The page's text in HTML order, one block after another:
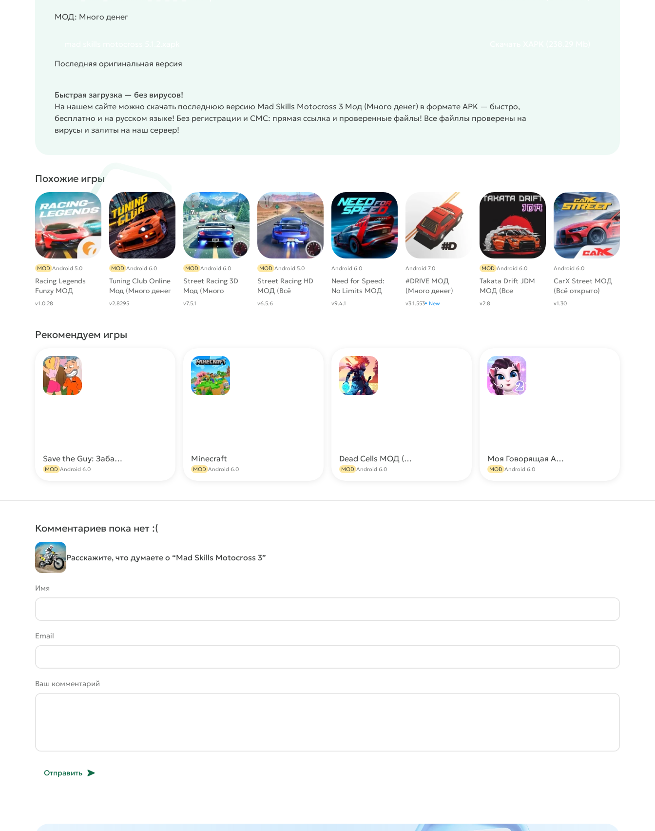
МОД: Много денег
Последняя оригинальная версия
Быстрая загрузка — без вирусов!
На нашем сайте можно скачать последнюю версию Mad Skills Motocross 3 Мод (Много денег) в формате APK — быстро,
бесплатно и на русском языке! Без регистрации и СМС: прямая ссылка и проверенные файлы! Все файллы проверены на
вирусы и залиты на наш сервер!
Похожие игры
Racing Legends
Funzy МОД
[Много денег]
MOD Android 5.0
v1.0.28
Tuning Club Online
Мод (Много денег
и Нитро)
MOD Android 6.0
v2.8295
Street Racing 3D
Мод (Много
денег)
MOD Android 6.0
v7.5.1
Street Racing HD
МОД (Всё
открыто)
MOD Android 5.0
v6.5.6
Need for Speed:
No Limits МОД
(Много денег и
Android 6.0
v9.4.1
#DRIVE МОД
(Много денег)
Android 7.0
v3.1.553 New
Takata Drift JDM
МОД (Все
Открыто, Много
MOD Android 6.0
v2.8
CarX Street МОД
(Всё открыто)
Android 6.0
v1.30
Рекомендуем игры
Save the Guy: Забавный выбор МОД (Много денег)
MOD Android 6.0
Minecraft
MOD Android 6.0
Dead Cells МОД (Меню/Всё открыто)
MOD Android 6.0
Моя Говорящая Анджела 2 (Много денег)
MOD Android 6.0
Комментариев пока нет :(
Расскажите, что думаете о “Mad Skills Motocross 3”
Имя
Email
Ваш комментарий
Отправить